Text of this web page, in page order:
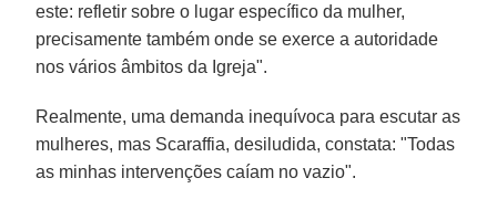
este: refletir sobre o lugar específico da mulher,
precisamente também onde se exerce a autoridade
nos vários âmbitos da Igreja".
Realmente, uma demanda inequívoca para escutar as
mulheres, mas Scaraffia, desiludida, constata: "Todas
as minhas intervenções caíam no vazio".